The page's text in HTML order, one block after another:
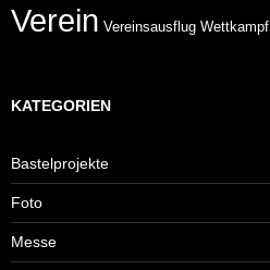
Verein Vereinsausflug Wettkampf
KATEGORIEN
Bastelprojekte
Foto
Messe